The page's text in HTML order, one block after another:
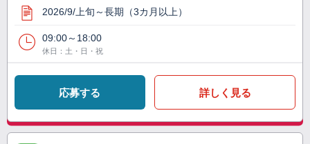
2026/9/上旬～長期（3カ月以上）
09:00～18:00
休日：土・日・祝
応募する 詳しく見る